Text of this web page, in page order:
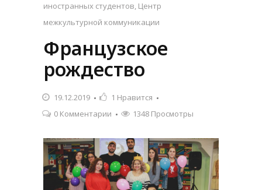
иностранных студентов, Центр
межкультурной коммуникации
Французское
рождество
19.12.2019 1 Нравится
0 Комментарии
1348 Просмотры